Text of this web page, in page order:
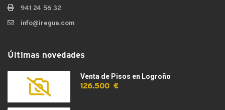
941 24 56 32
info@iregua.com
Últimas novedades
Venta de Pisos en Logroño
126.500 €